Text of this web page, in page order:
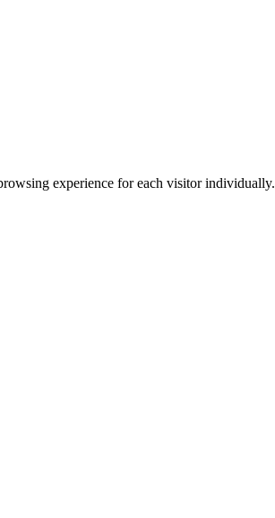
experience for each visitor individually.